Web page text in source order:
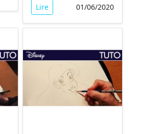
Lire 01/06/2020